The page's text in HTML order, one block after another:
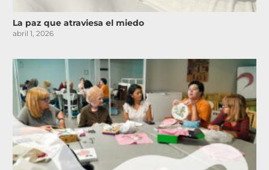
La paz que atraviesa el miedo
abril 1, 2026